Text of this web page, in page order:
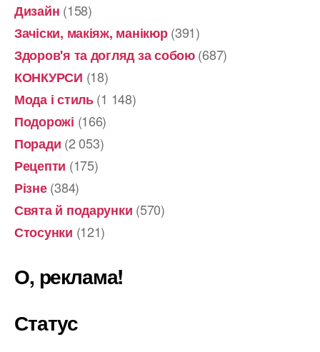
Дизайн (158)
Зачіски, макіяж, манікюр(391)
Здоров'я та догляд за собою(687)
КОНКУРСИ (18)
Мода і стиль(1 148)
Подорожі (166)
Поради (2 053)
Рецепти (175)
Різне(384)
Свята й подарунки (570)
Стосунки (121)
О, реклама!
Статус